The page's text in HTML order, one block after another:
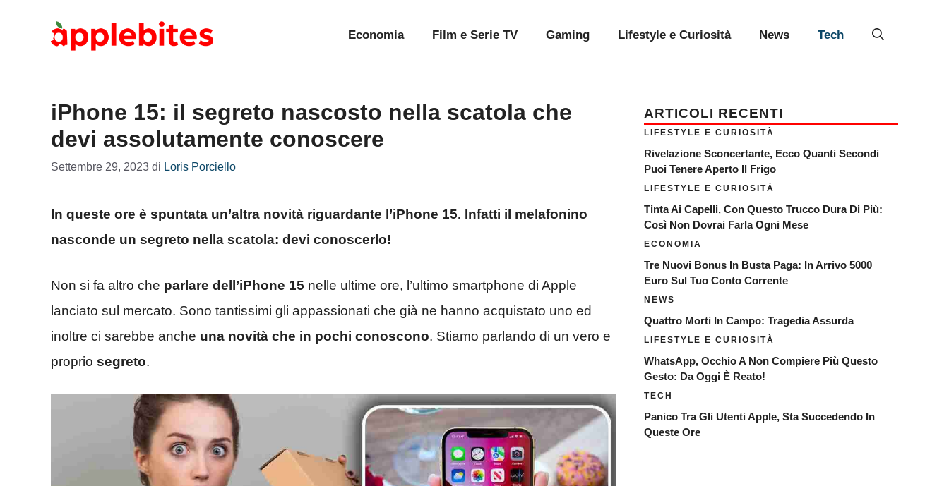
Economia Film e Serie TV Gaming Lifestyle e Curiosità News Tech
iPhone 15: il segreto nascosto nella scatola che
devi assolutamente conoscere
Settembre 29, 2023 di Loris Porciello
In queste ore è spuntata un’altra novità riguardante l’iPhone 15. Infatti il melafonino
nasconde un segreto nella scatola: devi conoscerlo!
Non si fa altro che parlare dell’iPhone 15 nelle ultime ore, l’ultimo smartphone di Apple
lanciato sul mercato. Sono tantissimi gli appassionati che già ne hanno acquistato uno ed
inoltre ci sarebbe anche una novità che in pochi conoscono. Stiamo parlando di un vero e
proprio segreto.
ARTICOLI RECENTI
LIFESTYLE E CURIOSITÀ
Rivelazione Sconcertante, Ecco Quanti Secondi
Puoi Tenere Aperto Il Frigo
LIFESTYLE E CURIOSITÀ
Tinta Ai Capelli, Con Questo Trucco Dura Di Più:
Così Non Dovrai Farla Ogni Mese
ECONOMIA
Tre Nuovi Bonus In Busta Paga: In Arrivo 5000
Euro Sul Tuo Conto Corrente
NEWS
Quattro Morti In Campo: Tragedia Assurda
LIFESTYLE E CURIOSITÀ
WhatsApp, Occhio A Non Compiere Più Questo
Gesto: Da Oggi È Reato!
TECH
Panico Tra Gli Utenti Apple, Sta Succedendo In
Queste Ore